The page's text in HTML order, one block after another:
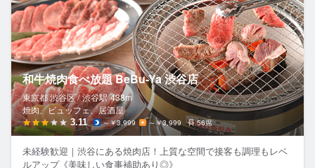
和牛焼肉食べ放題 BeBu-Ya 渋谷店
東京都 渋谷区 / 渋谷駅 438m
焼肉、ビュッフェ、居酒屋
3.11 ～￥3,999 ～￥3,999 56席
未経験歓迎｜渋谷にある焼肉店！上質な空間で接客も調理もレベ
ルアップ《美味しい食事補助あり◎》